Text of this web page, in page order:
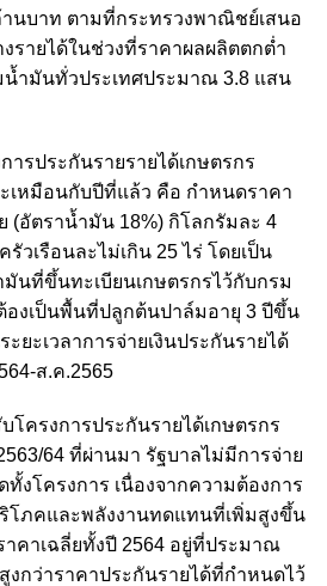
านบาท ตามที่กระทรวงพาณิชย์เสนอ
รายได้ในช่วงที่ราคาผลผลิตตกต่ำ
น้ำมันทั่วประเทศประมาณ 3.8 แสน
รประกันรายรายได้เกษตรกร
เหมือนกับปีที่แล้ว คือ กำหนดราคา
(อัตราน้ำมัน 18%) กิโลกรัมละ 4
วเรือนละไม่เกิน 25 ไร่ โดยเป็น
นที่ขึ้นทะเบียนเกษตรกรไว้กับกรม
องเป็นพื้นที่ปลูกต้นปาล์มอายุ 3 ปีขึ้น
ยะเวลาการจ่ายเงินประกันรายได้
ส.ค.2565
โครงการประกันรายได้เกษตรกร
64 ที่ผ่านมา รัฐบาลไม่มีการจ่าย
ทั้งโครงการ เนื่องจากความต้องการ
โภคและพลังงานทดแทนที่เพิ่มสูงขึ้น
คาเฉลี่ยทั้งปี 2564 อยู่ที่ประมาณ
งกว่าราคาประกันรายได้ที่กำหนดไว้